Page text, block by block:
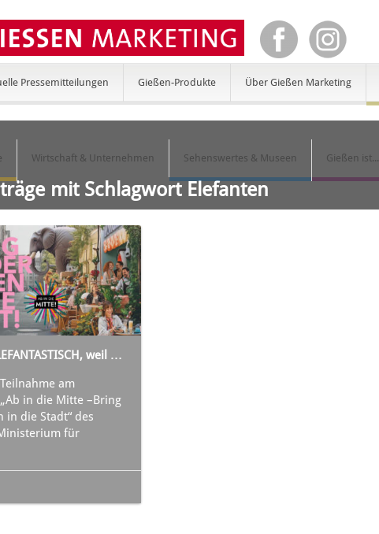
Pressemitteilungen Gießen-Produkte Über Gießen Marketing
Wirtschaft & Unternehmen Sehenswertes & Museen Gießen ist...
mit Schlagwort Elefanten
weil …
am
in die Mitte –Bring
in die Stadt“ des
für